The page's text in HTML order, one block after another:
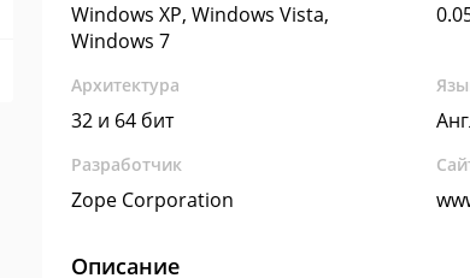
Windows XP, Windows Vista,
Windows 7
Архитектура
32 и 64 бит
Разработчик
Zope Corporation
Описание